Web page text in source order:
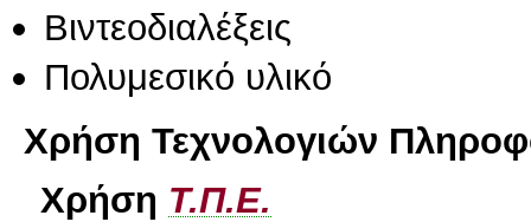
Βιντεοδιαλέξεις
Πολυμεσικό υλικό
Χρήση Τεχνολογιών
Χρήση Τ.Π.Ε.